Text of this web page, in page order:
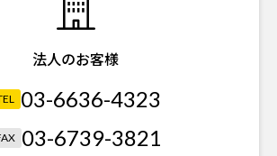
法人のお客様
03-6636-4323
03-6739-3821